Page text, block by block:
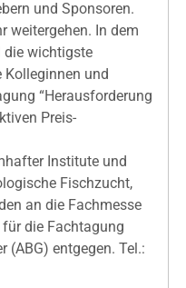
und Sponsoren.
weitergehen. In dem
die wichtigste
und
“Herausforderung
Preis-
Institute und
Fischzucht,
an die Fachmesse
die Fachtagung
(ABG) entgegen. Tel.: